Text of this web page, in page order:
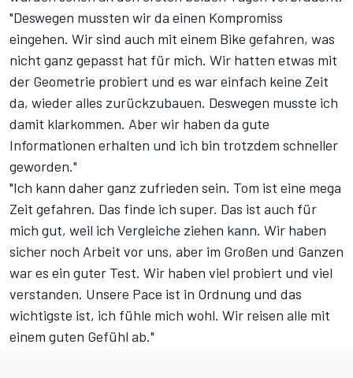
"Deswegen mussten wir da einen Kompromiss
eingehen. Wir sind auch mit einem Bike gefahren, was
nicht ganz gepasst hat für mich. Wir hatten etwas mit
der Geometrie probiert und es war einfach keine Zeit
da, wieder alles zurückzubauen. Deswegen musste ich
damit klarkommen. Aber wir haben da gute
Informationen erhalten und ich bin trotzdem schneller
geworden."
"Ich kann daher ganz zufrieden sein. Tom ist eine mega
Zeit gefahren. Das finde ich super. Das ist auch für
mich gut, weil ich Vergleiche ziehen kann. Wir haben
sicher noch Arbeit vor uns, aber im Großen und Ganzen
war es ein guter Test. Wir haben viel probiert und viel
verstanden. Unsere Pace ist in Ordnung und das
wichtigste ist, ich fühle mich wohl. Wir reisen alle mit
einem guten Gefühl ab."